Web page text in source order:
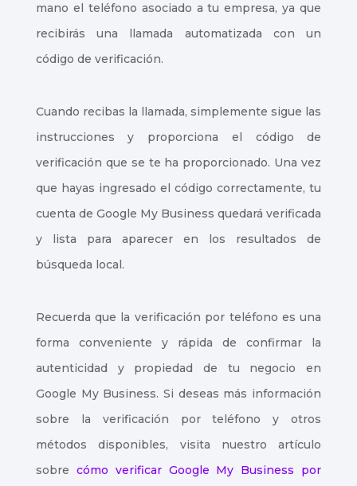
mano el teléfono asociado a tu empresa, ya que
recibirás una llamada automatizada con un
código de verificación.
Cuando recibas la llamada, simplemente sigue las
instrucciones y proporciona el código de
verificación que se te ha proporcionado. Una vez
que hayas ingresado el código correctamente, tu
cuenta de Google My Business quedará verificada
y lista para aparecer en los resultados de
búsqueda local.
Recuerda que la verificación por teléfono es una
forma conveniente y rápida de confirmar la
autenticidad y propiedad de tu negocio en
Google My Business. Si deseas más información
sobre la verificación por teléfono y otros
métodos disponibles, visita nuestro artículo
sobre cómo verificar Google My Business por